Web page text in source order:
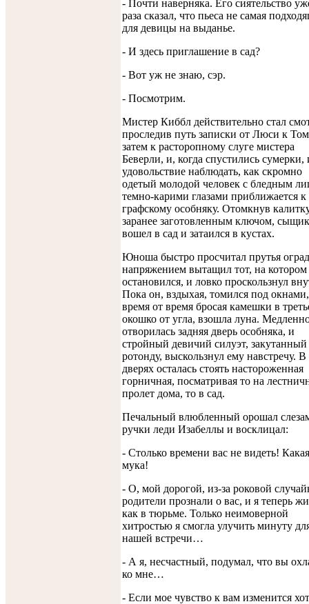
- Почти наверняка. Его сиятельство
раза сказал, что пьеса не самая
для девицы на выданье.
- И здесь приглашение в сад?
- Вот уж не знаю, сэр.
- Посмотрим.
Мистер Киббл действительно стал
проследив путь записки от Люси к
затем к расторопному слуге мистера
Беверли, и, когда спустились сумерки,
удовольствие наблюдать, как скромно
одетый молодой человек с бледным
темно-карими глазами приближается к
графскому особняку. Отомкнув
заранее заготовленным ключом, сыщик
вошел в сад и затаился в кустах.
Юноша быстро просчитал прутья
напряжением вытащил тот, на котором
остановился, и ловко проскользнул
Пока он, вздыхая, томился под окнами,
время от время бросая камешки в
окошко от угла, взошла луна.
отворилась задняя дверь особняка, и
стройный девичий силуэт, закутанный
ротонду, выскользнул ему навстречу. В
дверях осталась стоять настороженная
горничная, посматривая то на
пролет дома, то в сад.
Печальный влюбленный орошал
ручки леди Изабеллы и восклицал:
- Столько времени вас не видеть! Какая
мука!
- О, мой дорогой, из-за роковой
родители прознали о вас, и я теперь
как в тюрьме. Только неимоверной
хитростью я смогла улучить минуту
нашей встречи…
- А я, несчастный, подумал, что вы
ко мне…
- Если мое чувство к вам изменится